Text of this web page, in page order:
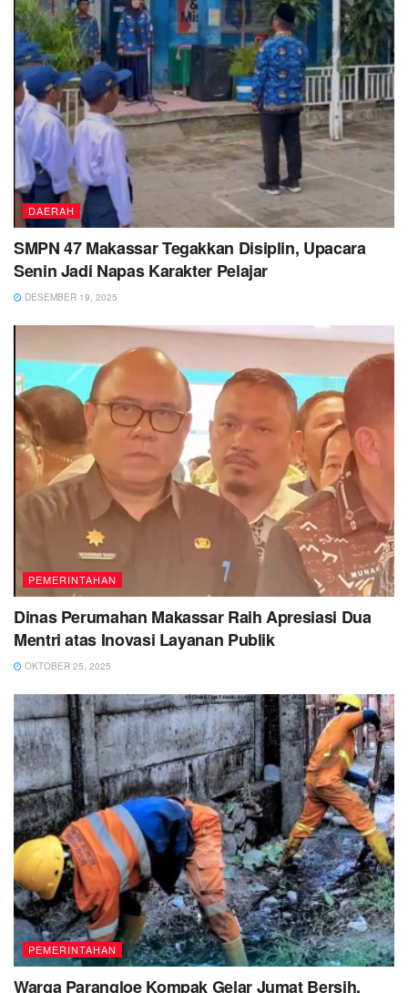
DAERAH
SMPN 47 Makassar Tegakkan Disiplin, Upacara
Senin Jadi Napas Karakter Pelajar
DESEMBER 19, 2025
PEMERINTAHAN
Dinas Perumahan Makassar Raih Apresiasi Dua
Mentri atas Inovasi Layanan Publik
OKTOBER 25, 2025
PEMERINTAHAN
Warga Parangloe Kompak Gelar Jumat Bersih,